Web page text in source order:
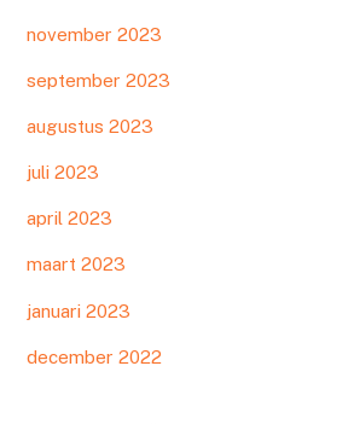
november 2023
september 2023
augustus 2023
juli 2023
april 2023
maart 2023
januari 2023
december 2022